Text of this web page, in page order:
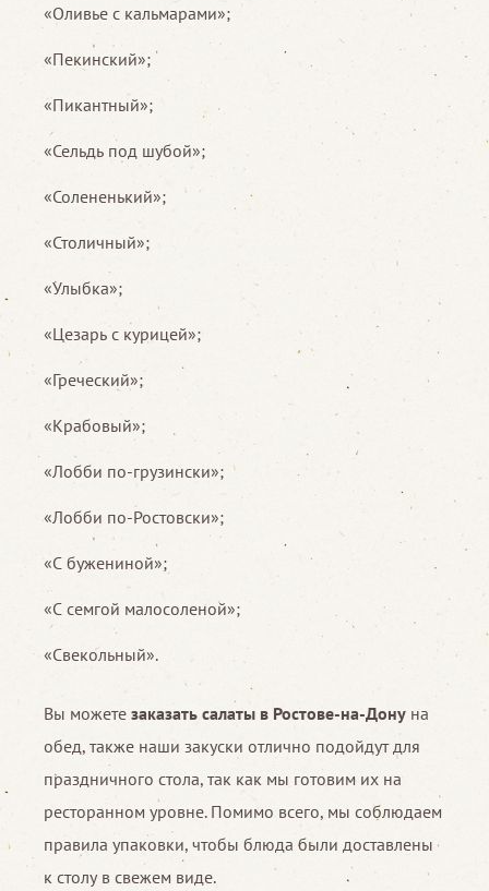
«Оливье с кальмарами»;
«Пекинский»;
«Пикантный»;
«Сельдь под шубой»;
«Солененький»;
«Столичный»;
«Улыбка»;
«Цезарь с курицей»;
«Греческий»;
«Крабовый»;
«Лобби по-грузински»;
«Лобби по-Ростовски»;
«С бужениной»;
«С семгой малосоленой»;
«Свекольный».
Вы можете заказать салаты в Ростове-на-Дону на
обед, также наши закуски отлично подойдут для
праздничного стола, так как мы готовим их на
ресторанном уровне. Помимо всего, мы соблюдаем
правила упаковки, чтобы блюда были доставлены
к столу в свежем виде.